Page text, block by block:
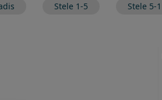
Stele 1-5 Stele 5-1